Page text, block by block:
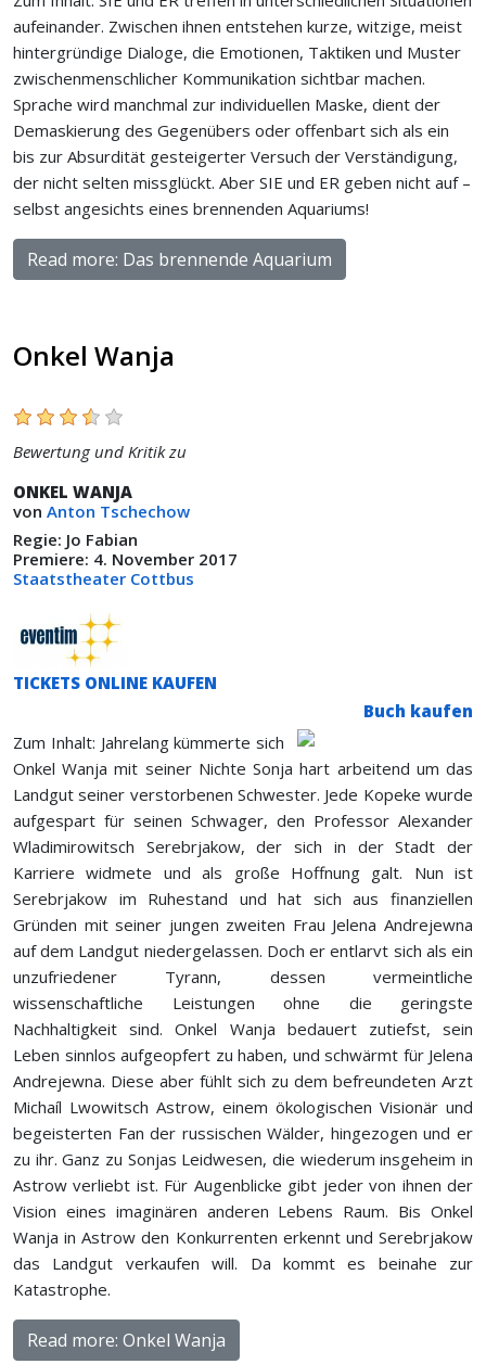
aufeinander. Zwischen ihnen entstehen kurze, witzige, meist
hintergründige Dialoge, die Emotionen, Taktiken und Muster
zwischenmenschlicher Kommunikation sichtbar machen.
Sprache wird manchmal zur individuellen Maske, dient der
Demaskierung des Gegenübers oder offenbart sich als ein
bis zur Absurdität gesteigerter Versuch der Verständigung,
der nicht selten missglückt. Aber SIE und ER geben nicht auf –
selbst angesichts eines brennenden Aquariums!
Read more: Das brennende Aquarium
Onkel Wanja
Bewertung und Kritik zu
ONKEL WANJA
von Anton Tschechow
Regie: Jo Fabian
Premiere: 4. November 2017
Staatstheater Cottbus
TICKETS ONLINE KAUFEN
Buch kaufen
Zum Inhalt: Jahrelang kümmerte sich
Onkel Wanja mit seiner Nichte Sonja hart arbeitend um das
Landgut seiner verstorbenen Schwester. Jede Kopeke wurde
aufgespart für seinen Schwager, den Professor Alexander
Wladimirowitsch Serebrjakow, der sich in der Stadt der
Karriere widmete und als große Hoffnung galt. Nun ist
Serebrjakow im Ruhestand und hat sich aus finanziellen
Gründen mit seiner jungen zweiten Frau Jelena Andrejewna
auf dem Landgut niedergelassen. Doch er entlarvt sich als ein
unzufriedener Tyrann, dessen vermeintliche
wissenschaftliche Leistungen ohne die geringste
Nachhaltigkeit sind. Onkel Wanja bedauert zutiefst, sein
Leben sinnlos aufgeopfert zu haben, und schwärmt für Jelena
Andrejewna. Diese aber fühlt sich zu dem befreundeten Arzt
Michaíl Lwowitsch Astrow, einem ökologischen Visionär und
begeisterten Fan der russischen Wälder, hingezogen und er
zu ihr. Ganz zu Sonjas Leidwesen, die wiederum insgeheim in
Astrow verliebt ist. Für Augenblicke gibt jeder von ihnen der
Vision eines imaginären anderen Lebens Raum. Bis Onkel
Wanja in Astrow den Konkurrenten erkennt und Serebrjakow
das Landgut verkaufen will. Da kommt es beinahe zur
Katastrophe.
Read more: Onkel Wanja